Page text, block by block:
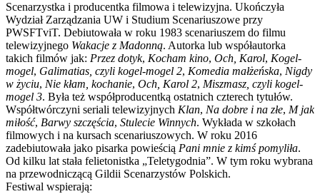
Scenarzystka i producentka filmowa i telewizyjna. Ukończyła
Wydział Zarządzania UW i Studium Scenariuszowe przy
PWSFTviT. Debiutowała w roku 1983 scenariuszem do filmu
telewizyjnego Wakacje z Madonną. Autorka lub współautorka
takich filmów jak: Przez dotyk, Kocham kino, Och, Karol, Kogel-
mogel, Galimatias, czyli kogel-mogel 2, Komedia małżeńska, Nigdy
w życiu, Nie kłam, kochanie, Och, Karol 2, Miszmasz, czyli kogel-
mogel 3. Była też współproducentką ostatnich czterech tytułów.
Współtwórczyni seriali telewizyjnych Klan, Na dobre i na złe, M jak
miłość, Barwy szczęścia, Stulecie Winnych. Wykłada w szkołach
filmowych i na kursach scenariuszowych. W roku 2016
zadebiutowała jako pisarka powieścią Pani mnie z kimś pomyliła.
Od kilku lat stała felietonistka „Teletygodnia”. W tym roku wybrana
na przewodniczącą Gildii Scenarzystów Polskich.
Festiwal wspierają: